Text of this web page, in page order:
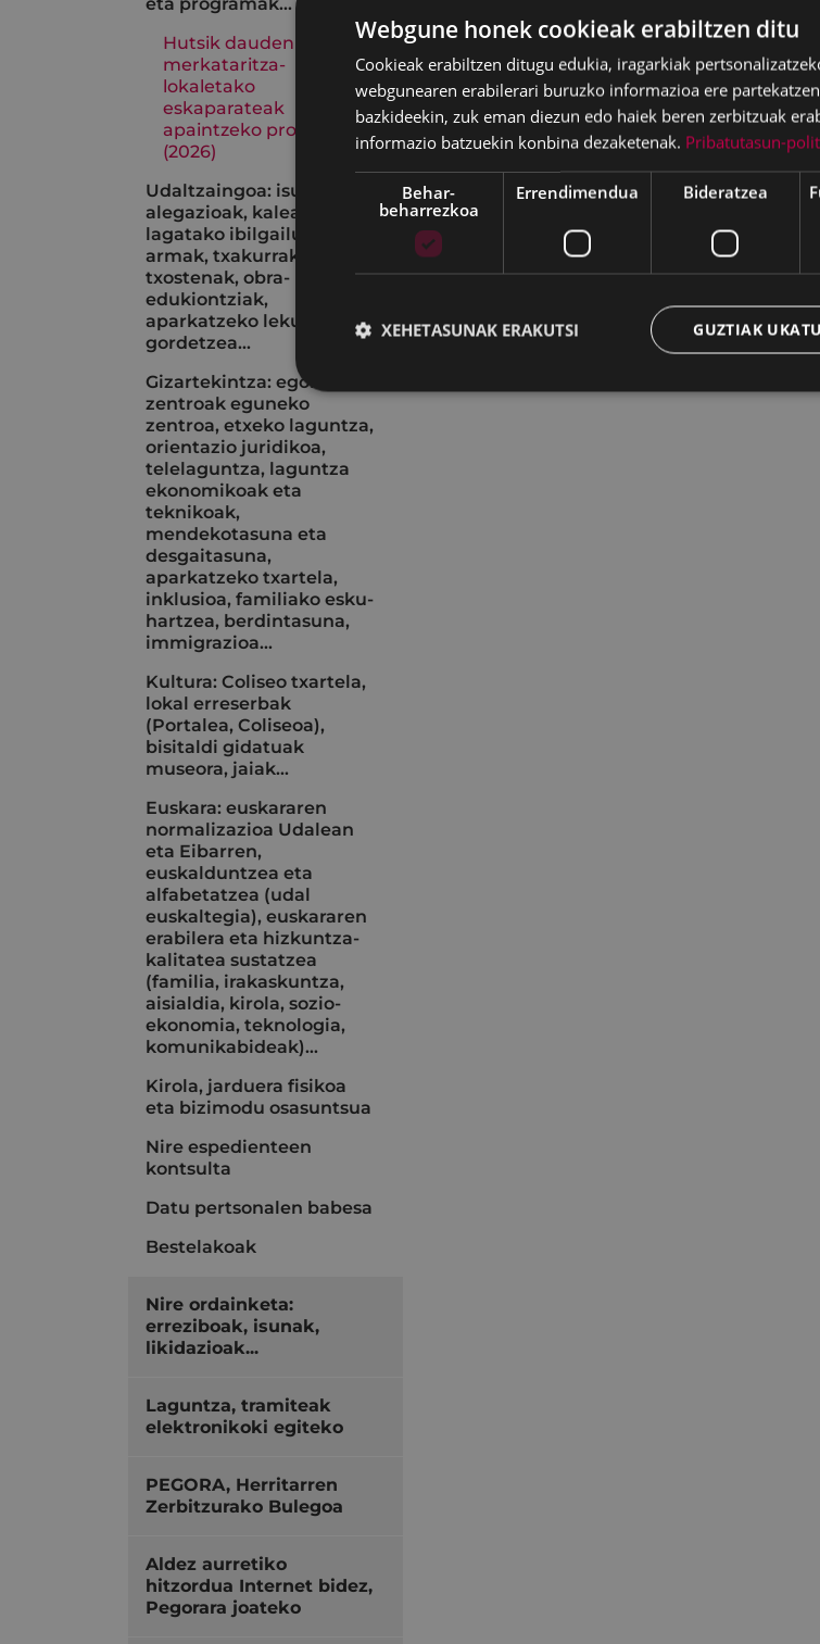
Hutsik dauden
merkataritza-
lokaletako
eskaparateak
apaintzeko programa
(2026)
Udaltzaingoa: isunak eta
alegazioak, kalean
lagatako ibilgailuak, aire
armak, txakurrak, istripu-
txostenak, obra-
edukiontziak,
aparkatzeko lekuak
gordetzea...
Gizartekintza: egoitza-
zentroak eguneko
zentroa, etxeko laguntza,
orientazio juridikoa,
telelaguntza, laguntza
ekonomikoak eta
teknikoak,
mendekotasuna eta
desgaitasuna,
aparkatzeko txartela,
inklusioa, familiako esku-
hartzea, berdintasuna,
immigrazioa...
Kultura: Coliseo txartela,
lokal erreserbak
(Portalea, Coliseoa),
bisitaldi gidatuak
museora, jaiak...
Euskara: euskararen
normalizazioa Udalean
eta Eibarren,
euskalduntzea eta
alfabetatzea (udal
euskaltegia), euskararen
erabilera eta hizkuntza-
kalitatea sustatzea
(familia, irakaskuntza,
aisialdia, kirola, sozio-
ekonomia, teknologia,
komunikabideak)…
Kirola, jarduera fisikoa
eta bizimodu osasuntsua
Nire espedienteen
kontsulta
Datu pertsonalen babesa
Bestelakoak
Nire ordainketa:
erreziboak, isunak,
likidazioak...
Laguntza, tramiteak
elektronikoki egiteko
PEGORA, Herritarren
Zerbitzurako Bulegoa
Aldez aurretiko
hitzordua Internet bidez,
Pegorara joateko
Webgune honek cookieak erabiltzen ditu
Cookieak erabiltzen ditugu edukia, iragarkiak
webgunearen erabilerari buruzko informazioa ere
bazkideekin, zuk eman diezun edo haiek beren zerbitzuak
informazio batzuekin konbina dezaketenak. Pribatutasun-
Behar-
beharrezkoa
Errendimendua Bideratzea
GUZTIAK UKATU
XEHETASUNAK ERAKUTSI